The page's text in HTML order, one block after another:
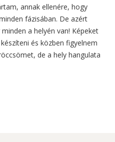
annak ellenére, hogy
fázisában. De azért
a helyén van! Képeket
és közben figyelnem
de a hely hangulata